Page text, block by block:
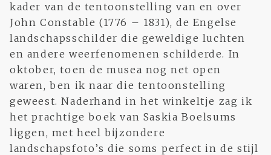
kader van de tentoonstelling van en over
John Constable (1776 – 1831), de Engelse
landschapsschilder die geweldige luchten
en andere weerfenomenen schilderde. In
oktober, toen de musea nog net open
waren, ben ik naar die tentoonstelling
geweest. Naderhand in het winkeltje zag ik
het prachtige boek van Saskia Boelsums
liggen, met heel bijzondere
landschapsfoto’s die soms perfect in de stijl